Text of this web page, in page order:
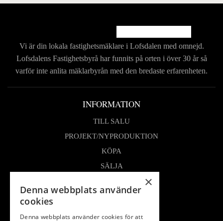
Vi är din lokala fastighetsmäklare i Lofsdalen med omnejd.
Lofsdalens Fastighetsbyrå har funnits på orten i över 30 år så
varför inte anlita mäklarbyrån med den bredaste erfarenheten.
INFORMATION
TILL SALU
PROJEKT/NYPRODUKTION
KÖPA
SÄLJA
LOFSDALEN
×
Denna webbplats använder
cookies
Denna webbplats använder cookies för att